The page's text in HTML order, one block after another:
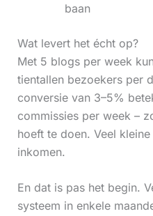
baan
Wat levert het écht op?
Met 5 blogs per week
tientallen bezoekers per
conversie van 3–5%
commissies per week –
hoeft te doen. Veel
inkomen.
En dat is pas het begin.
systeem in enkele